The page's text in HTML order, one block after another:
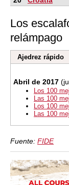
Los
relámpago
Ajedrez rápido
Abril de 2017
Los 100
Las 100
Los 100
Las 100
Fuente: FIDE